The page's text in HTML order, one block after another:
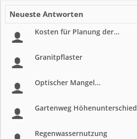
Neueste Antworten
Kosten für Planung der...
Granitpflaster
Optischer Mangel...
Gartenweg Höhenunterschied
Regenwassernutzung